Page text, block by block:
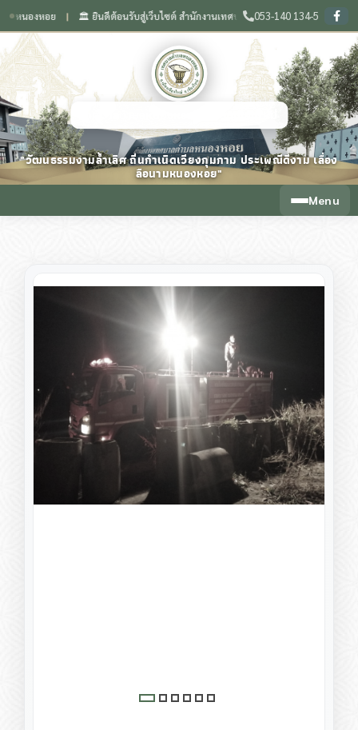
หอย ❙ 🏛️ ยินดีต้อนรับสู่เว็บไซต์ สำนักงานเทศบาลตำบลหนองหอย จังหวัดเชียงใหม่
053-140 134-5
"วัฒนธรรมงามล้ำเลิศ ถิ่นกำเนิดเวียงกุมกาม ประเพณีดีงาม เลื่อง
ลือนามหนองหอย"
Menu